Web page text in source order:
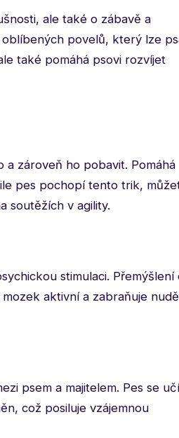
ale také o zábavě a
oblíbených povelů, který lze
také pomáhá psovi rozvíjet
a zároveň ho pobavit. Pomáhá
pes pochopí tento trik,
soutěžích v agility.
stimulaci. Přemýšlení
aktivní a zabraňuje
psem a majitelem. Pes se učí
což posiluje vzájemnou